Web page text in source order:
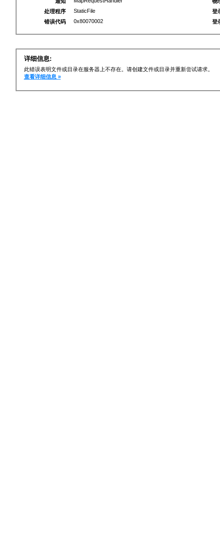
处理程序
StaticFile
错误代码
0x80070002
登
登
详细信息:
此错误表明文件或目录在服务器上不存在。请创建文件或目录并重新尝试请求。
查看详细信息 »